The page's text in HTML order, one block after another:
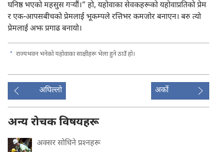
घनिष्ठ भएको महसुस गऱ्‍यौं।” हो, यहोवाका सेवकहरूको यहोवाप्रतिको प्रेम
र एक-आपसबीचको प्रेमलाई भूकम्पले रत्तिभर कमजोर बनाएन। बरु त्यो
प्रेमलाई अझ प्रगाढ बनायो।
a राज्यभवन भनेको यहोवाका साक्षीहरू भेला हुने ठाउँ हो।
अघिल्लो अर्को
अन्य रोचक विषयहरू
अक्सर सोधिने प्रश्‍नहरू